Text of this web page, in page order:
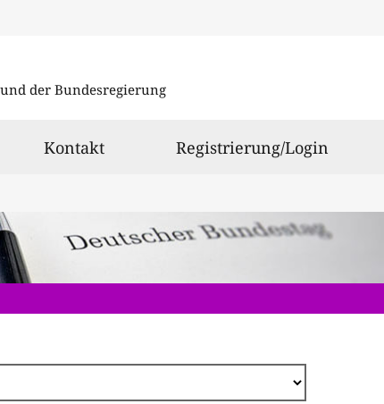
der Bundesregierung
Kontakt Registrierung/Login